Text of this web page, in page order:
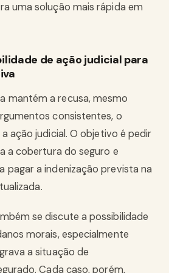
uma solução mais rápida em
de ação judicial para
mantém a recusa, mesmo
consistentes, o
ação judicial. O objetivo é pedir
a cobertura do seguro e
pagar a indenização prevista na
se discute a possibilidade
morais, especialmente
a situação de
Cada caso, porém,